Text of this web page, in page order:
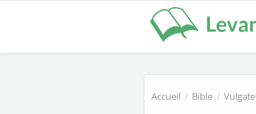
Accueil / Bible / Vulgate